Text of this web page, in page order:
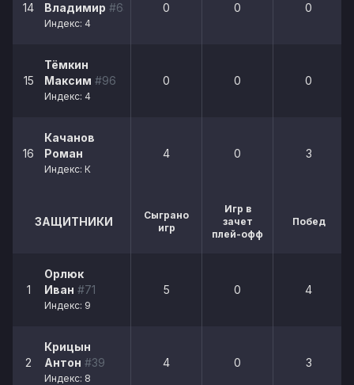
14
Владимир #63
Индекс: 4
0 0 0
15
Тёмкин
Максим #96
Индекс: 4
0 0 0
16
Качанов
Роман
Индекс: К
4 0 3
ЗАЩИТНИКИ
Сыграно
игр
Игр в
зачет
плей-офф
Побед
1
Орлюк
Иван #71
Индекс: 9
5 0 4
2
Крицын
Антон #39
Индекс: 8
4 0 3